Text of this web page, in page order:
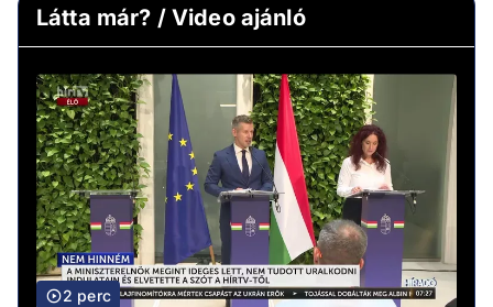
Látta már? / Video ajánló
2 perc